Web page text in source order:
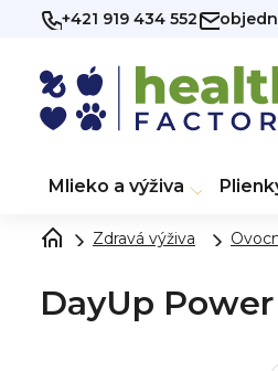
Prejsť +421 919 434 552
Mlieko a výživa
Zdravá výživa
DayUp